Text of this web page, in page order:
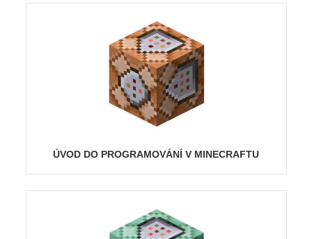
ÚVOD DO PROGRAMOVÁNÍ V MINECRAFTU